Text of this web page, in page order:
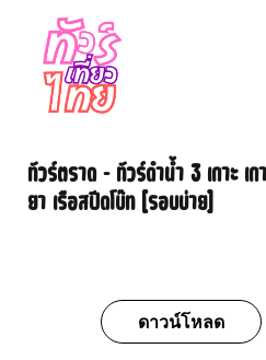
ทัวร์ตราด – ทัวร์ดำน้ำ 3 เกาะ เก
ยา เรือสปีดโบ๊ท [รอบบ่าย]
ดาวน์โหลด